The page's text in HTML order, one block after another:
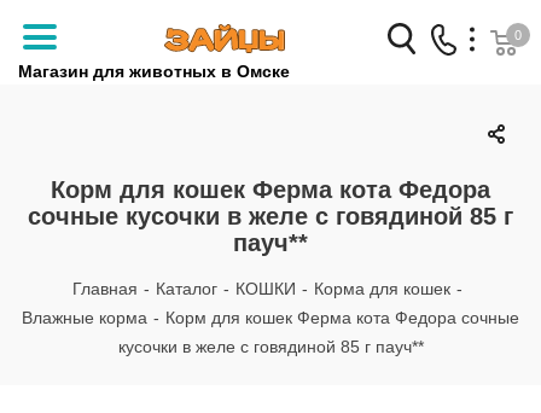
Магазин для животных в Омске
Заказать звонок
+7 (3812) 79-04-04
+7 (950) 959-88-32
0
Корм для кошек Ферма кота Федора
сочные кусочки в желе с говядиной 85 г
пауч**
Главная - Каталог - КОШКИ - Корма для кошек -
Влажные корма - Корм для кошек Ферма кота Федора сочные
кусочки в желе с говядиной 85 г пауч**